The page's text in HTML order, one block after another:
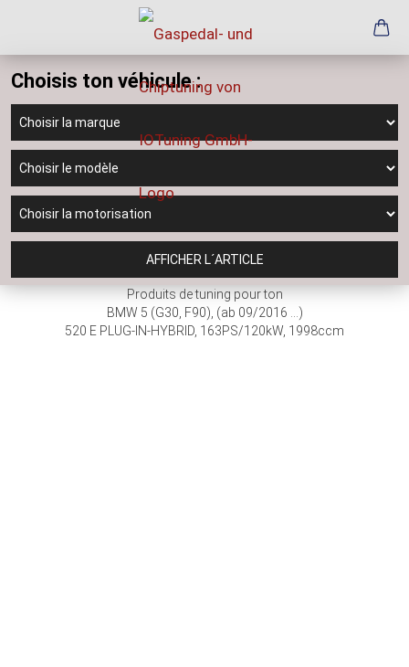
Choisis ton véhicule :
AFFICHER L´ARTICLE
Produits de tuning pour ton
BMW 5 (G30, F90), (ab 09/2016 ...)
520 E PLUG-IN-HYBRID, 163PS/120kW, 1998ccm